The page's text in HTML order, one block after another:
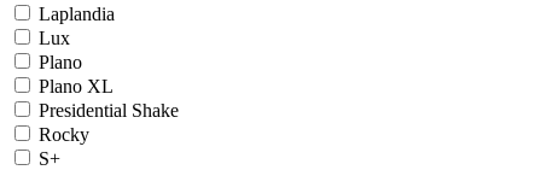
Laplandia
Lux
Plano
Plano XL
Presidential Shake
Rocky
S+